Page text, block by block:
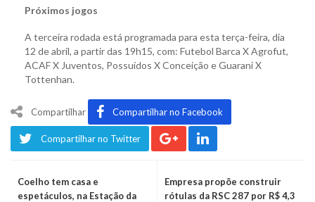
Próximos jogos
A terceira rodada está programada para esta terça-feira, dia
12 de abril, a partir das 19h15, com: Futebol Barca X Agrofut,
ACAF X Juventos, Possuídos X Conceição e Guarani X
Tottenhan.
Compartilhar Compartilhar no Facebook
Compartilhar no Twitter
Coelho tem casa e
espetáculos, na Estação da
Empresa propõe construir
rótulas da RSC 287 por R$ 4,3